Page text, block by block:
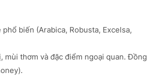
biến (Arabica, Robusta, Excelsa,
mùi thơm và đặc điểm ngoại quan. Đồng